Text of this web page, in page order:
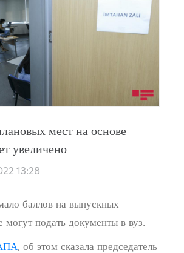
мест на основе
увеличено
13:28
баллов на выпускных
могут подать документы в вуз.
, об этом сказала председатель